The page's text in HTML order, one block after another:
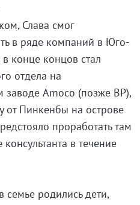
Слава смог
в ряде компаний в Юго-
конце концов стал
отдела на
Amoco (позже BP),
от Пинкенбы на острове
проработать там
в течение
семье родились дети,